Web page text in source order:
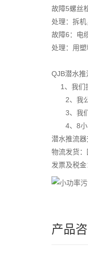
故障5螺丝
处理：拆
故障6：电
处理：用
QJB潜水
1、我们
2、我公
3、我们
4、8小
潜水推流
物流发货
发票及税
产品